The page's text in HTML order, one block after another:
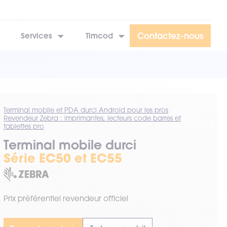
Services Timcod Contactez-nous
Terminal mobile et PDA durci Android pour les pros
Revendeur Zebra : imprimantes, lecteurs code barres et
tablettes pro
Terminal mobile durci
Série EC50 et EC55
Prix préférentiel revendeur officiel